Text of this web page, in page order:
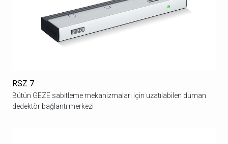
RSZ 7
Bütün GEZE sabitleme mekanizmaları için uzatılabilen duman
dedektör bağlantı merkezi